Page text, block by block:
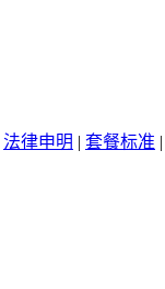
法律申明 | 套餐标准 |